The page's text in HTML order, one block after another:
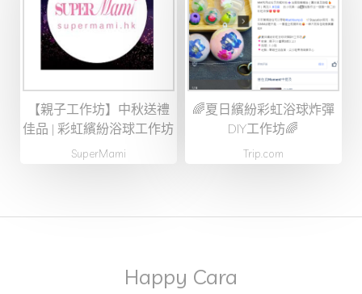
【親子工作坊】中秋送禮
佳品 | 彩虹繽紛浴球工作坊
SuperMami
🌈夏日繽紛彩虹浴球炸彈
DIY工作坊🌈
Trip.com
Happy Cara